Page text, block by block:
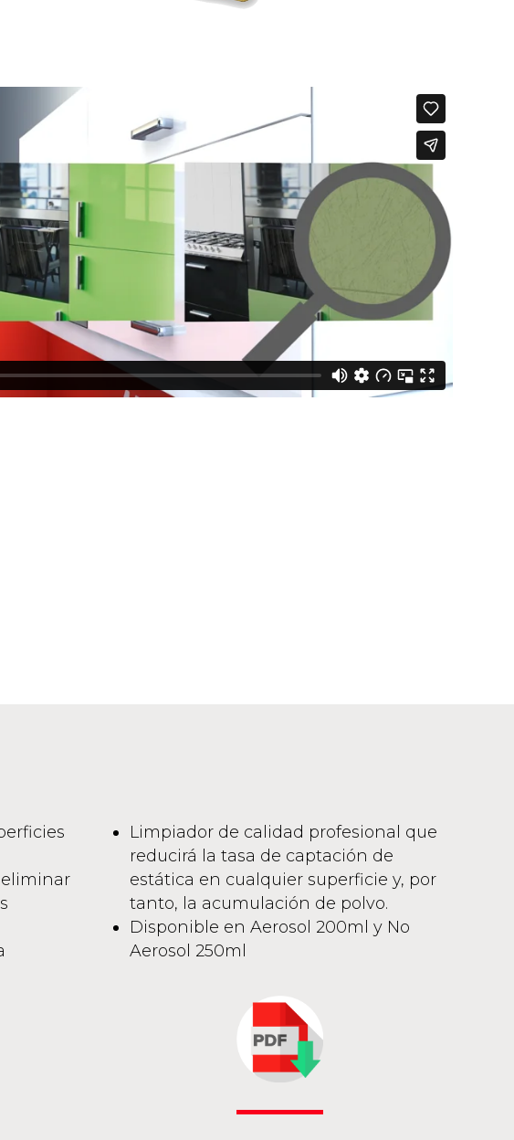
Limpiador de calidad profesional que
reducirá la tasa de captación de
estática en cualquier superficie y, por
tanto, la acumulación de polvo.
Disponible en Aerosol 200ml y No
Aerosol 250ml